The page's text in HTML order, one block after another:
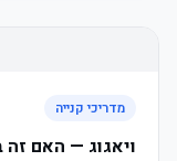
מדריכי קנייה
ויאגוג — האם זה